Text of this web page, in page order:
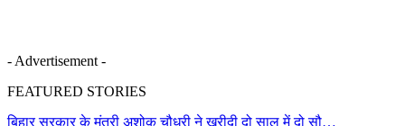
- Advertisement -
FEATURED STORIES
बिहार सरकार के मंत्री अशोक चौधरी ने खरीदी दो साल में दो सौ…